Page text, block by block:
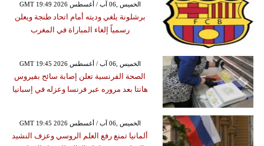
GMT 19:49 2026 الخميس ,06 آب / أغسطس
برشلونة يلغي وديته أمام اتحاد طنجة ويعلن
رسمياً إلغاء المباراة في المغرب
GMT 19:45 2026 الخميس ,06 آب / أغسطس
الصحة الفرنسية تعلن إصابة سائح بفيروس
هانتا بعد مروره عبر فرنسا وعزله في إسبانيا
GMT 19:45 2026 الخميس ,06 آب / أغسطس
ألمانيا تمنع رفع العلم الروسي وعزف النشيد